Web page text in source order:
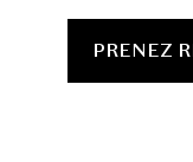
PRENEZ